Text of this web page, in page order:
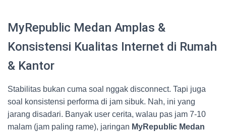
MyRepublic Medan Amplas &
Konsistensi Kualitas Internet di Rumah
& Kantor
Stabilitas bukan cuma soal nggak disconnect. Tapi juga
soal konsistensi performa di jam sibuk. Nah, ini yang
jarang disadari. Banyak user cerita, walau pas jam 7-10
malam (jam paling rame), jaringan MyRepublic Medan